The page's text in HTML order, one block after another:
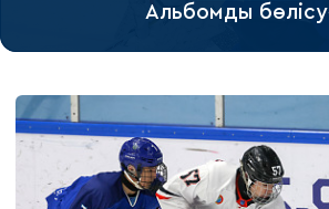
Альбомды бөлісу